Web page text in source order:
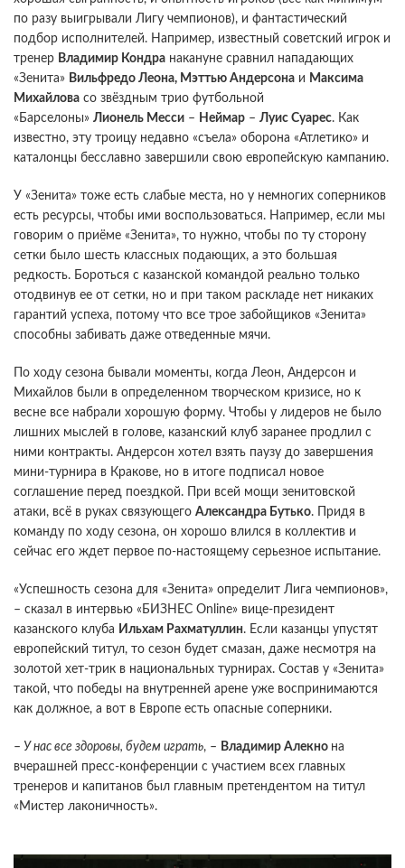
по разу выигрывали Лигу чемпионов), и фантастический
подбор исполнителей. Например, известный советский игрок и
тренер Владимир Кондра накануне сравнил нападающих
«Зенита» Вильфредо Леона, Мэттью Андерсона и Максима
Михайлова со звёздным трио футбольной
«Барселоны» Лионель Месси – Неймар – Луис Суарес. Как
известно, эту троицу недавно «съела» оборона «Атлетико» и
каталонцы бесславно завершили свою европейскую кампанию.
У «Зенита» тоже есть слабые места, но у немногих соперников
есть ресурсы, чтобы ими воспользоваться. Например, если мы
говорим о приёме «Зенита», то нужно, чтобы по ту сторону
сетки было шесть классных подающих, а это большая
редкость. Бороться с казанской командой реально только
отодвинув ее от сетки, но и при таком раскладе нет никаких
гарантий успеха, потому что все трое забойщиков «Зенита»
способны забивать даже отведенные мячи.
По ходу сезона бывали моменты, когда Леон, Андерсон и
Михайлов были в определенном творческом кризисе, но к
весне все набрали хорошую форму. Чтобы у лидеров не было
лишних мыслей в голове, казанский клуб заранее продлил с
ними контракты. Андерсон хотел взять паузу до завершения
мини-турнира в Кракове, но в итоге подписал новое
соглашение перед поездкой. При всей мощи зенитовской
атаки, всё в руках связующего Александра Бутько. Придя в
команду по ходу сезона, он хорошо влился в коллектив и
сейчас его ждет первое по-настоящему серьезное испытание.
«Успешность сезона для «Зенита» определит Лига чемпионов»,
– сказал в интервью «БИЗНЕС Online» вице-президент
казанского клуба Ильхам Рахматуллин. Если казанцы упустят
европейский титул, то сезон будет смазан, даже несмотря на
золотой хет-трик в национальных турнирах. Состав у «Зенита»
такой, что победы на внутренней арене уже воспринимаются
как должное, а вот в Европе есть опасные соперники.
– У нас все здоровы, будем играть, – Владимир Алекно на
вчерашней пресс-конференции с участием всех главных
тренеров и капитанов был главным претендентом на титул
«Мистер лаконичность».